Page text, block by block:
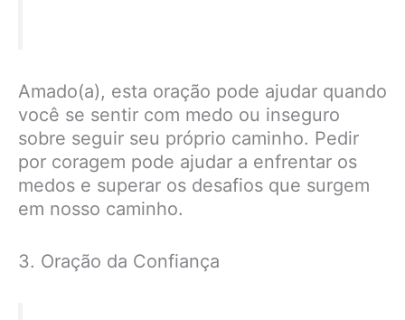
Amado(a), esta oração pode ajudar quando
você se sentir com medo ou inseguro
sobre seguir seu próprio caminho. Pedir
por coragem pode ajudar a enfrentar os
medos e superar os desafios que surgem
em nosso caminho.
3. Oração da Confiança